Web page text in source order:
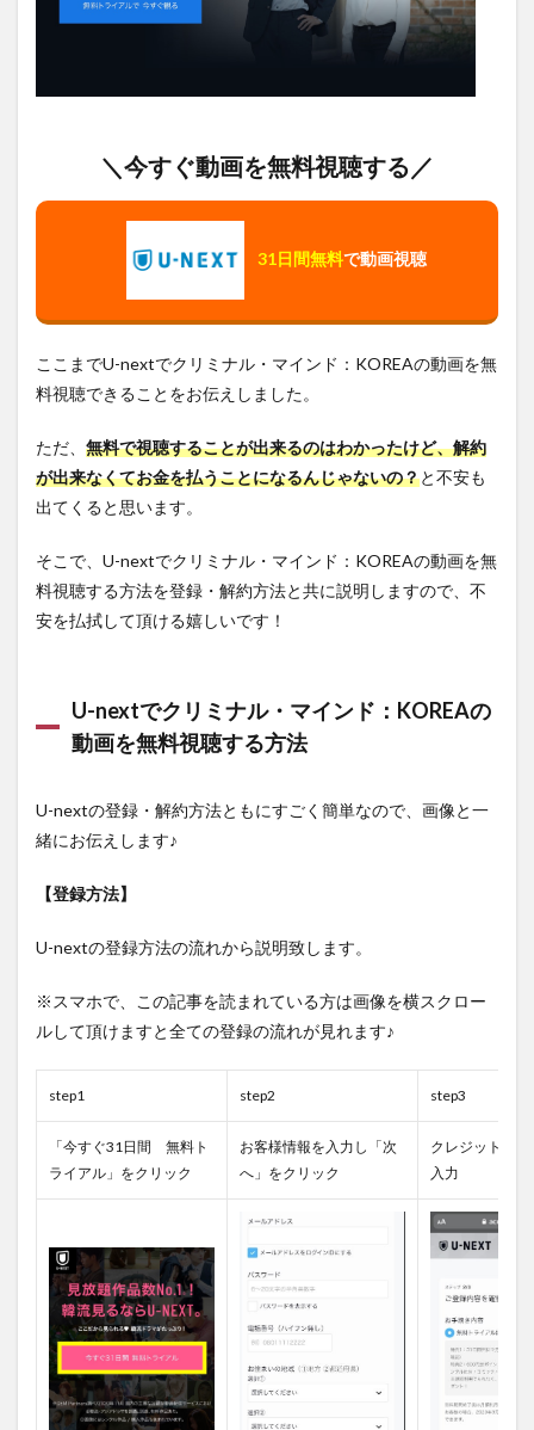
＼今すぐ動画を無料視聴する／
31日間無料で動画視聴
ここまでU-nextでクリミナル・マインド：KOREAの動画を無
料視聴できることをお伝えしました。
ただ、 無料で視聴することが出来るのはわかったけど、解約
が出来なくてお金を払うことになるんじゃないの？と不安も
出てくると思います。
そこで、U-nextでクリミナル・マインド：KOREAの動画を無
料視聴する方法を登録・解約方法と共に説明しますので、不
安を払拭して頂ける嬉しいです！
U-nextでクリミナル・マインド：KOREAの
動画を無料視聴する方法
U-nextの登録・解約方法ともにすごく簡単なので、画像と一
緒にお伝えします♪
【登録方法】
U-nextの登録方法の流れから説明致します。
※スマホで、この記事を読まれている方は画像を横スクロー
ルして頂けますと全ての登録の流れが見れます♪
step1 step2 step3
「今すぐ31日間 無料ト
ライアル」をクリック
お客様情報を入力し「次
へ」をクリック
クレジットカ
入力